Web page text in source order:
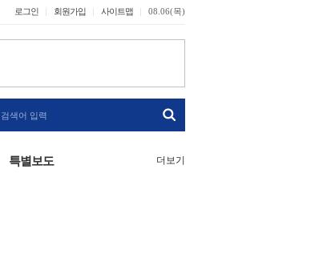
로그인 회원가입 사이트맵 08.06(목)
검색어 입력
특별보도 더보기